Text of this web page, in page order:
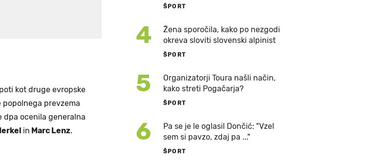
kot druge evropske
prevzema
dpa ocenila generalna
in Marc Lenz.
ŠPORT
4
Žena sporočila, kako po nezgodi
okreva sloviti slovenski alpinist
ŠPORT
5
Organizatorji Toura našli način,
kako streti Pogačarja?
ŠPORT
6
Pa se je le oglasil Dončić: "Vzel
sem si pavzo, zdaj pa ..."
ŠPORT